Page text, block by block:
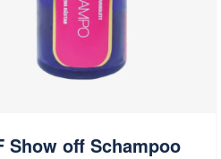
Show off Schampoo